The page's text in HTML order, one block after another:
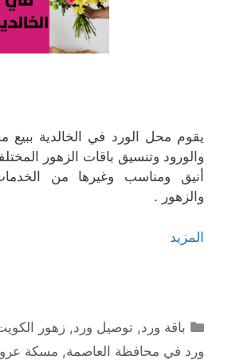
يقوم محل الورد في الخالدية ببيع
والورود وتنسيق باقات الزهور
أنيق ومناسب وغيرها من
والزهور .
المزيد
التصنيفات
باقة ورد,توصيل ورد,زهور
ورد في محافظة العاصمة, مسكة